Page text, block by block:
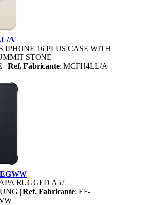
A
IPHONE 16 PLUS CASE WITH
STONE
| Ref. Fabricante: MCFH4LL/A
RUGGED A57
| Ref. Fabricante: EF-